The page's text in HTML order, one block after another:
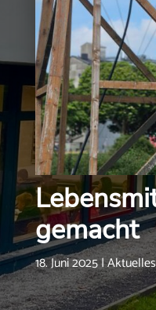
gemacht
18. Juni 2025|Aktuelles